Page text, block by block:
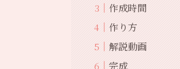
作成時間
作り方
解説動画
完成